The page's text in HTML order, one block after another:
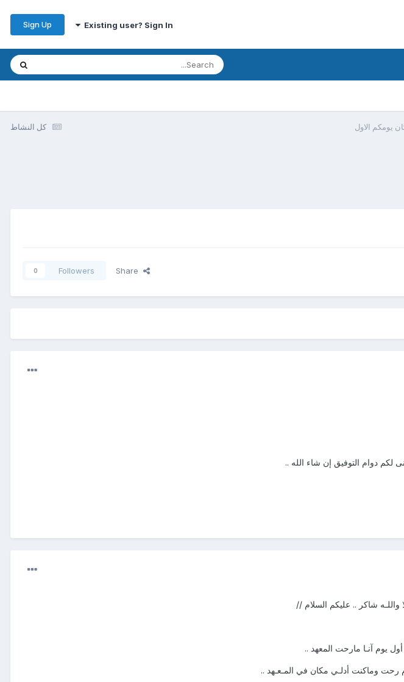
Existing user? Sign In
Sign Up
كل النشاط يومكم الاول
Followers
0
لكم دوام التوفيق إن شاء الله ..
واللـه شاكر .. عليكم السلام //
أول يوم آنـا مارحت المعهد ..
رحت وماكنت أدلـي مكان في المـعـهد ..